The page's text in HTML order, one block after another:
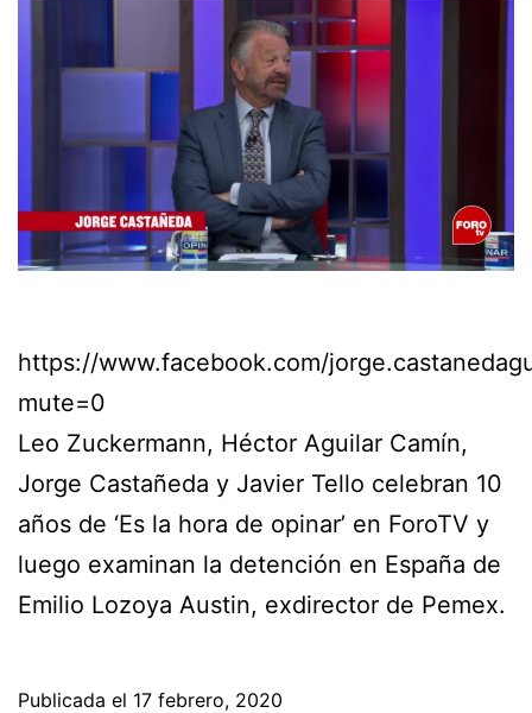
https://www.facebook.com/
mute=0
Leo Zuckermann, Héctor Aguilar Camín,
Jorge Castañeda y Javier Tello celebran 10
años de ‘Es la hora de opinar’ en ForoTV y
luego examinan la detención en España de
Emilio Lozoya Austin, exdirector de Pemex.
Publicada el 17 febrero, 2020